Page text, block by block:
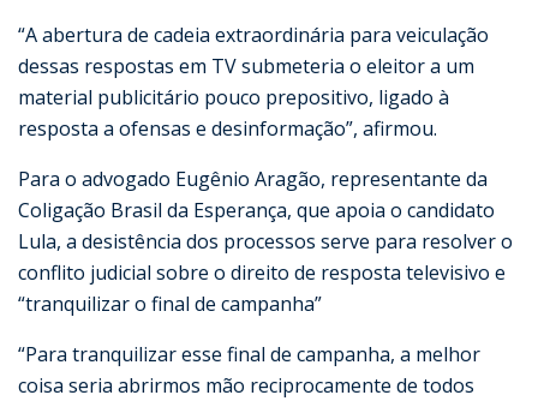
“A abertura de cadeia extraordinária para veiculação
dessas respostas em TV submeteria o eleitor a um
material publicitário pouco prepositivo, ligado à
resposta a ofensas e desinformação”, afirmou.
Para o advogado Eugênio Aragão, representante da
Coligação Brasil da Esperança, que apoia o candidato
Lula, a desistência dos processos serve para resolver o
conflito judicial sobre o direito de resposta televisivo e
“tranquilizar o final de campanha”
“Para tranquilizar esse final de campanha, a melhor
coisa seria abrirmos mão reciprocamente de todos